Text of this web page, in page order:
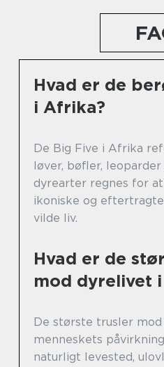
Hvad er de
i Afrika?
De Big Five i Afrika
løver, bøfler,
dyrearter regnes for
ikoniske og
vilde liv.
Hvad er de
mod dyrelivet
De største trusler
menneskets
naturligt levested,